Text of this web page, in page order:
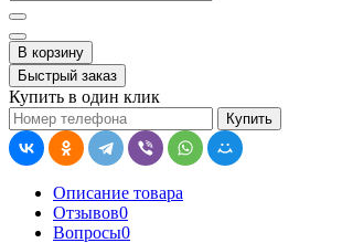
В корзину
Быстрый заказ
Купить в один клик
Купить
Описание товара
Отзывов0
Вопросы0